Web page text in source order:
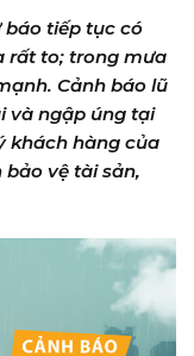
báo tiếp tục có
rất to; trong mưa
Cảnh báo lũ
và ngập úng tại
khách hàng của
bảo vệ tài sản,